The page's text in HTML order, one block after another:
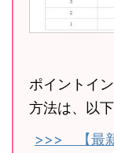
ポイントイ
方法は、以
>>> 【最新